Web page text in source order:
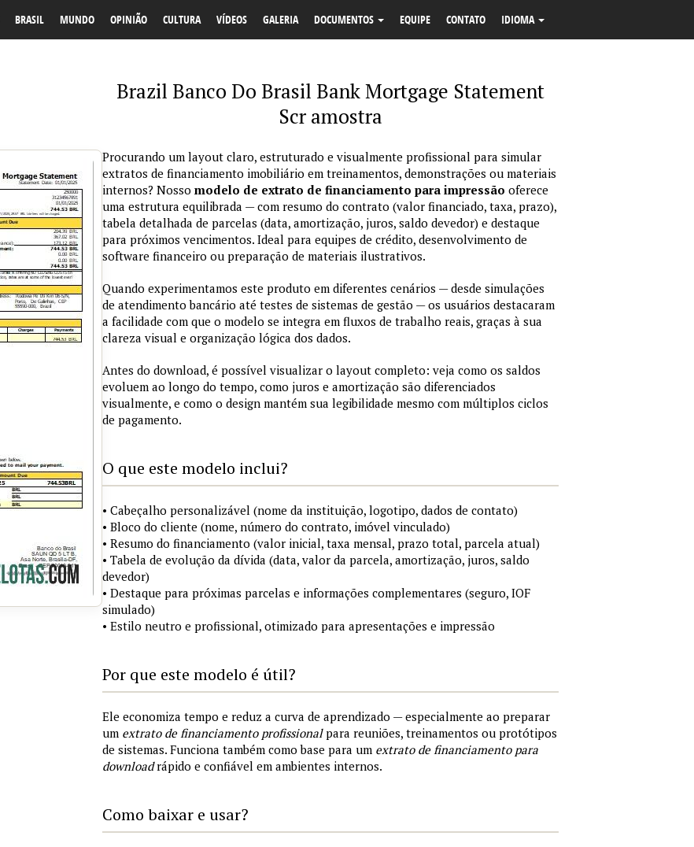
BRASIL MUNDO OPINIÃO CULTURA VÍDEOS GALERIA DOCUMENTOS EQUIPE CONTATO IDIOMA
Brazil Banco Do Brasil Bank Mortgage Statement
Scr amostra
Procurando um layout claro, estruturado e visualmente profissional para simular
extratos de financiamento imobiliário em treinamentos, demonstrações ou materiais
internos? Nosso modelo de extrato de financiamento para impressão oferece
uma estrutura equilibrada — com resumo do contrato (valor financiado, taxa, prazo),
tabela detalhada de parcelas (data, amortização, juros, saldo devedor) e destaque
para próximos vencimentos. Ideal para equipes de crédito, desenvolvimento de
software financeiro ou preparação de materiais ilustrativos.
Quando experimentamos este produto em diferentes cenários — desde simulações
de atendimento bancário até testes de sistemas de gestão — os usuários destacaram
a facilidade com que o modelo se integra em fluxos de trabalho reais, graças à sua
clareza visual e organização lógica dos dados.
Antes do download, é possível visualizar o layout completo: veja como os saldos
evoluem ao longo do tempo, como juros e amortização são diferenciados
visualmente, e como o design mantém sua legibilidade mesmo com múltiplos ciclos
de pagamento.
O que este modelo inclui?
• Cabeçalho personalizável (nome da instituição, logotipo, dados de contato)
• Bloco do cliente (nome, número do contrato, imóvel vinculado)
• Resumo do financiamento (valor inicial, taxa mensal, prazo total, parcela atual)
• Tabela de evolução da dívida (data, valor da parcela, amortização, juros, saldo
devedor)
• Destaque para próximas parcelas e informações complementares (seguro, IOF
simulado)
• Estilo neutro e profissional, otimizado para apresentações e impressão
Por que este modelo é útil?
Ele economiza tempo e reduz a curva de aprendizado — especialmente ao preparar
um extrato de financiamento profissionalpara reuniões, treinamentos ou protótipos
de sistemas. Funciona também como base para um extrato de financiamento para
downloadrápido e confiável em ambientes internos.
Como baixar e usar?